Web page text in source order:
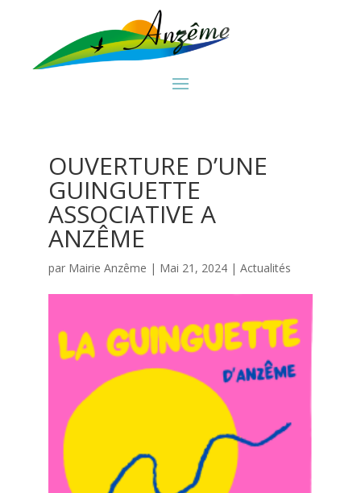
OUVERTURE D’UNE
GUINGUETTE
ASSOCIATIVE A
ANZÊME
par Mairie Anzême | Mai 21, 2024| Actualités